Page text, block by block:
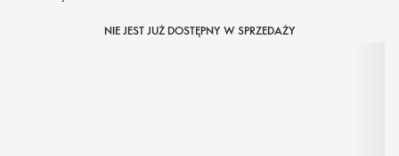
NIE JEST JUŻ DOSTĘPNY W SPRZEDAŻY